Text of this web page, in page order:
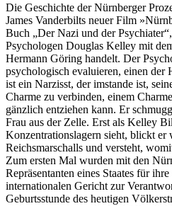
Die Geschichte der Nürnberger
James Vanderbilts neuer Film
Buch „Der Nazi und der
Psychologen Douglas Kelley mit
Hermann Göring handelt. Der
psychologisch evaluieren, einen der
ist ein Narzisst, der imstande ist,
Charme zu verbinden, einem
gänzlich entziehen kann. Er
Frau aus der Zelle. Erst als Kelley
Konzentrationslagern sieht, blickt er
Reichsmarschalls und versteht,
Zum ersten Mal wurden mit den
Repräsentanten eines Staates für
internationalen Gericht zur
Geburtsstunde des heutigen